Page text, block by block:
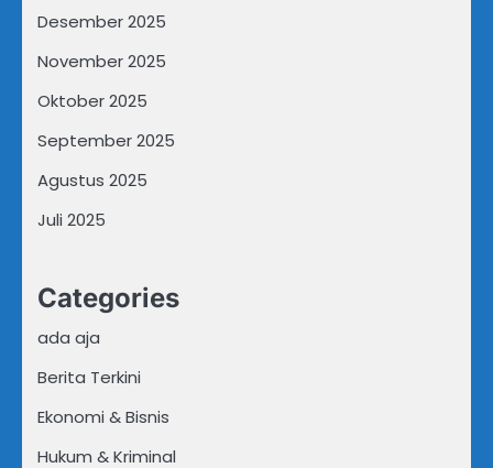
Desember 2025
November 2025
Oktober 2025
September 2025
Agustus 2025
Juli 2025
Categories
ada aja
Berita Terkini
Ekonomi & Bisnis
Hukum & Kriminal